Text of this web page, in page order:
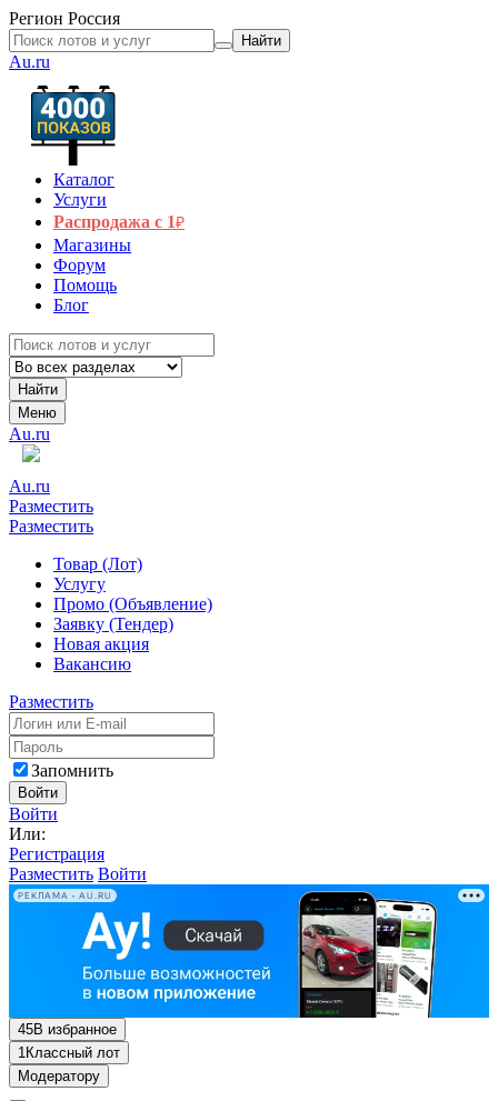
Регион Россия
Найти
Au.ru
Каталог
Услуги
Распродажа с 1₽
Магазины
Форум
Помощь
Блог
Найти
Меню
Au.ru
Au.ru
Разместить
Разместить
Товар (Лот)
Услугу
Промо (Объявление)
Заявку (Тендер)
Новая акция
Вакансию
Разместить
Запомнить
Войти
Войти
Или:
Регистрация
Разместить Войти
РЕКЛАМА • AU.RU
45В избранное
1Классный лот
Модератору